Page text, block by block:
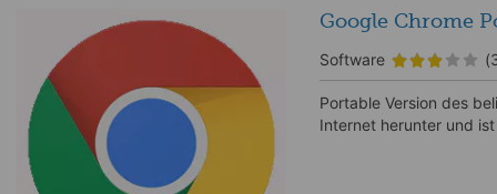
Google Chrome
Software
Portable Version des
Internet herunter und